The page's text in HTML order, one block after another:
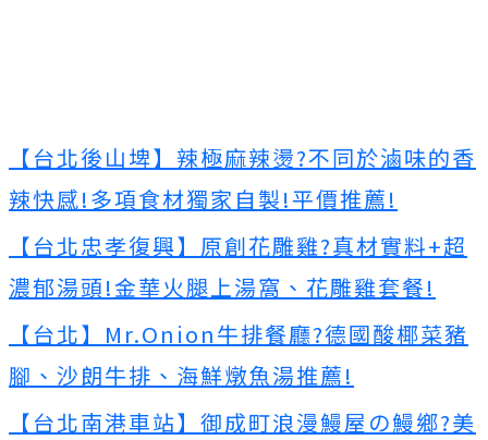
【台北後山埤】辣極麻辣燙?不同於滷味的香
辣快感!多項食材獨家自製!平價推薦!
【台北忠孝復興】原創花雕雞?真材實料+超
濃郁湯頭!金華火腿上湯窩、花雕雞套餐!
【台北】Mr.Onion牛排餐廳?德國酸椰菜豬
腳、沙朗牛排、海鮮燉魚湯推薦!
【台北南港車站】御成町浪漫鰻屋の鰻鄉?美